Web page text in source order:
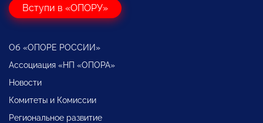
Вступи в «ОПОРУ»
Об «ОПОРЕ РОССИИ»
Ассоциация «НП «ОПОРА»
Новости
Комитеты и Комиссии
Региональное развитие